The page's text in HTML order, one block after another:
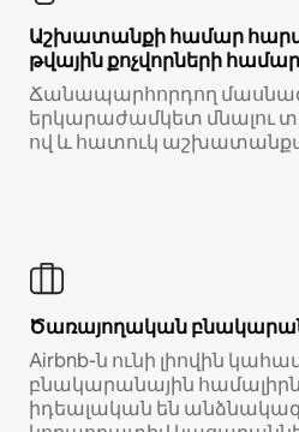
Աշխատանքի համար
թվային քոչվորների համար
Ճանապարհորդող
երկարաժամկետ մնալու
ով և հատուկ
Ծառայողական
Airbnb-ն ունի լիովին
բնակարանային
իդեալական են